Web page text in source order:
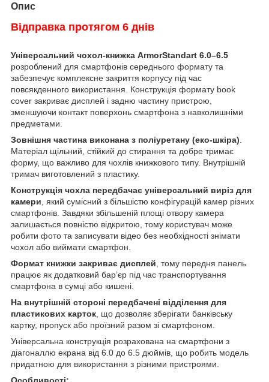
Опис
Відправка протягом 6 днів
Універсальний чохол-книжка ArmorStandart 6.0–6.5
розроблений для смартфонів середнього формату та
забезпечує комплексне закриття корпусу під час
повсякденного використання. Конструкція формату book
cover закриває дисплей і задню частину пристрою,
зменшуючи контакт поверхонь смартфона з навколишніми
предметами.
Зовнішня частина виконана з поліуретану (еко-шкіра)
Матеріал щільний, стійкий до стирання та добре тримає
форму, що важливо для чохлів книжкового типу. Внутрішній
тримач виготовлений з пластику.
Конструкція чохла передбачає універсальний виріз для
камери , який сумісний з більшістю конфігурацій камер різних
смартфонів. Завдяки збільшеній площі отвору камера
залишається повністю відкритою, тому користувач може
робити фото та записувати відео без необхідності знімати
чохол або виймати смартфон.
Формат книжки закриває дисплей , тому передня панель
працює як додатковий бар’єр під час транспортування
смартфона в сумці або кишені.
На внутрішній стороні передбачені відділення для
пластикових карток , що дозволяє зберігати банківську
картку, пропуск або проїзний разом зі смартфоном.
Універсальна конструкція розрахована на смартфони з
діагоналлю екрана від 6.0 до 6.5 дюймів, що робить модель
придатною для використання з різними пристроями.
Особливості: